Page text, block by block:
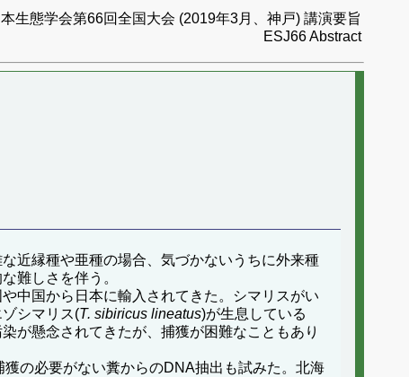
本生態学会第66回全国大会 (2019年3月、神戸) 講演要旨
ESJ66 Abstract
近縁種や亜種の場合、気づかないうちに外来種
難しさを伴う。
中国から日本に輸入されてきた。シマリスがい
シマリス(T. sibiricus lineatus)が生息している
が懸念されてきたが、捕獲が困難なこともあり
の必要がない糞からのDNA抽出も試みた。北海